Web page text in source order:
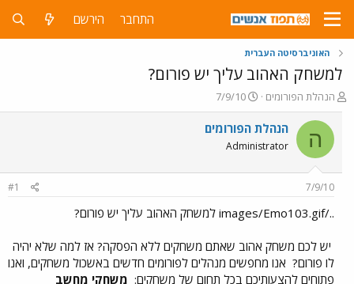
התחבר הירשם
האוניברסיטה העברית
למשחק האהוב עליך יש פורום?
פ
ו
ת
ח
ה
ו
ש
הנהלת הפורומים
פ
ו
ר
ם
ר
7/9/10
ה הנהלת הפורומים
Administrator
7/9/10
#1
../images/Emo103.gif למשחק האהוב עליך יש פורום?
יש לכם משחק אהוב שאתם משחקים ללא הפסקה? אז למה שלא יהיה
לו פורום? אנו מחפשים מנהלים לפורומים חדשים באשכול משחקים, ואנו
פתוחים להצעותיכם בכל תחום של משחקים: משחקי מחשב